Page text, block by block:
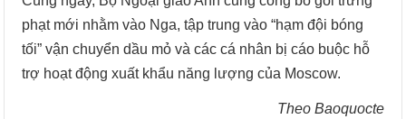
phạt mới nhằm vào Nga, tập trung vào “hạm đội bóng
tối” vận chuyển dầu mỏ và các cá nhân bị cáo buộc hỗ
trợ hoạt động xuất khẩu năng lượng của Moscow.
Theo Baoquocte